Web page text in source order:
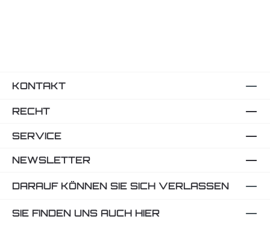
KONTAKT
RECHT
SERVICE
NEWSLETTER
DARAUF KÖNNEN SIE SICH VERLASSEN
SIE FINDEN UNS AUCH HIER